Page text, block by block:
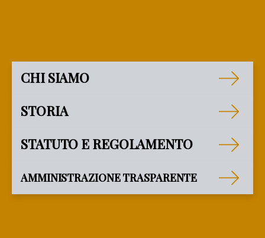
CHI SIAMO
STORIA
STATUTO E REGOLAMENTO
AMMINISTRAZIONE TRASPARENTE